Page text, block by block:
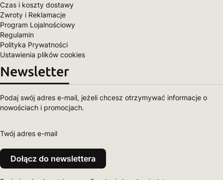
Czas i koszty dostawy
Zwroty i Reklamacje
Program Lojalnościowy
Regulamin
Polityka Prywatności
Ustawienia plików cookies
Newsletter
Podaj swój adres e-mail, jeżeli chcesz otrzymywać informacje o
nowościach i promocjach.
Twój adres e-mail
Dołącz do newslettera